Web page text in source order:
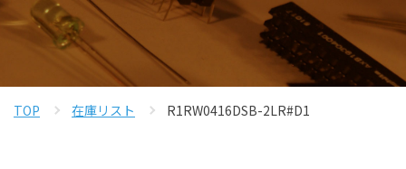
TOP 在庫リスト R1RW0416DSB-2LR#D1